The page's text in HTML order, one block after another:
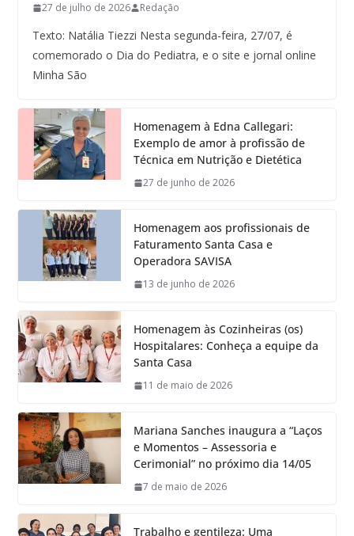
27 de julho de 2026 Redação
Texto: Natália Tiezzi Nesta segunda-feira, 27/07, é
comemorado o Dia do Pediatra, e o site e jornal online
Minha São
Homenagem à Edna Callegari:
Exemplo de amor à profissão de
Técnica em Nutrição e Dietética
27 de junho de 2026
Homenagem aos profissionais de
Faturamento Santa Casa e
Operadora SAVISA
13 de junho de 2026
Homenagem às Cozinheiras (os)
Hospitalares: Conheça a equipe da
Santa Casa
11 de maio de 2026
Mariana Sanches inaugura a “Laços
e Momentos – Assessoria e
Cerimonial” no próximo dia 14/05
7 de maio de 2026
Trabalho e gentileza: Uma